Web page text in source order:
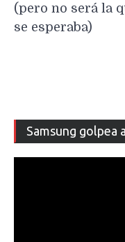
(pero no será la
se esperaba)
Samsung golpea